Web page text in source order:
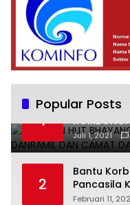
Popular Posts
1
UCAPKAN
DATANGI
Juli 1, 2021
2
Bantu
Pancasila
Februari 11,